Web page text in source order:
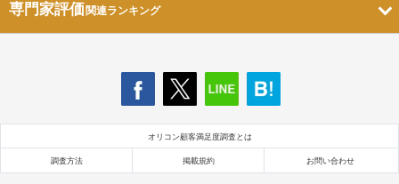
専門家評価関連ランキング
オリコン顧客満足度調査とは
調査方法 掲載規約 お問い合わせ